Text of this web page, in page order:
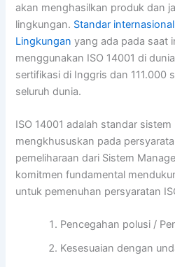
akan menghasilkan produk dan
lingkungan. Standar
Lingkungan yang ada pada saat
menggunakan ISO 14001 di
sertifikasi di Inggris dan 111.000
seluruh dunia.
ISO 14001 adalah standar
mengkhususkan pada
pemeliharaan dari Sistem
komitmen fundamental
untuk pemenuhan persyaratan
Pencegahan polusi /
Kesesuaian dengan